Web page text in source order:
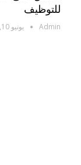
للتوظيف
Admin يونيو 10, 2017